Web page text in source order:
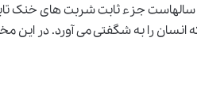
سالهاست جزء ثابت شربت های خنک
انسان را به شگفتی می آورد. در این